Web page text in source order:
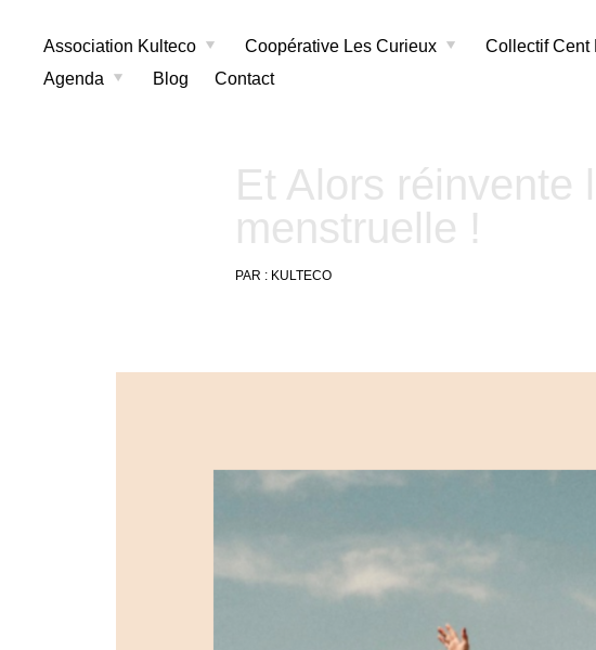
Association Kulteco Coopérative Les Curieux
Collectif Cent
Agenda
Blog Contact
Et Alors réinvente
menstruelle !
PAR : KULTECO